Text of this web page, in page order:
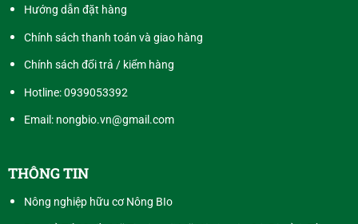
Hướng dẫn đặt hàng
Chính sách thanh toán và giao hàng
Chính sách đổi trả / kiểm hàng
Hotline:0939053392
Email: nongbio.vn@gmail.com
THÔNG TIN
Nông nghiệp hữu cơ Nông BIo